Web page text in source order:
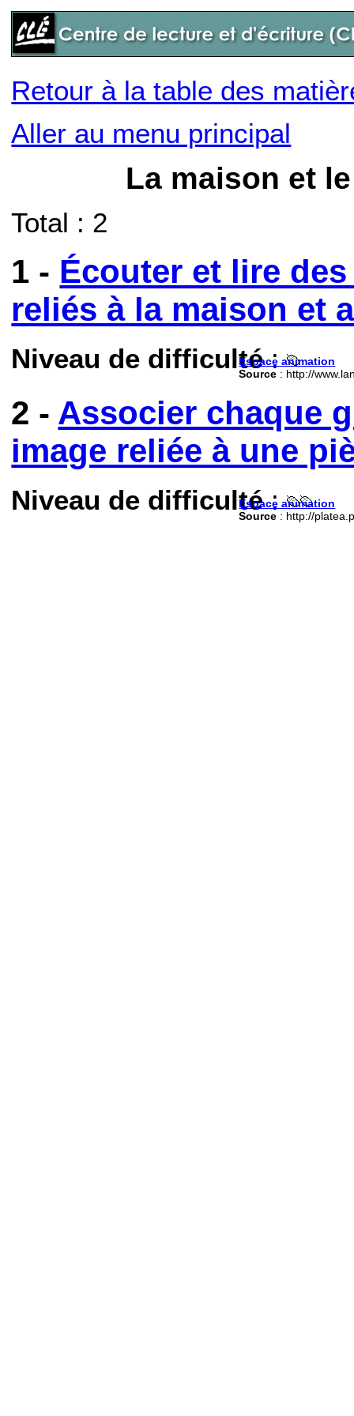
Retour à la table des
Aller au menu principal
La maison et
Total : 2
1 - Écouter et lire
reliés à la maison et
Niveau de difficulté:
Espace animation
Source : http://
2 - Associer chaque
image reliée à une
Niveau de difficulté:
Espace animation
Source : http://